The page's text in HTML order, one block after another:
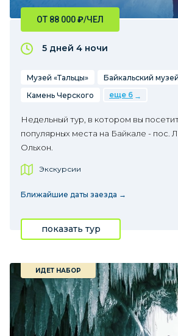
ОТ 88 000₽/ЧЕЛ
5 дней 4 ночи
Музей «Тальцы»
Байкальский музей
Камень Черского
еще 6
Недельный тур, в котором вы
популярных места на Байкале - пос.
Ольхон.
Экскурсии
Ближайшие даты заезда →
показать тур
ИДЕТ НАБОР